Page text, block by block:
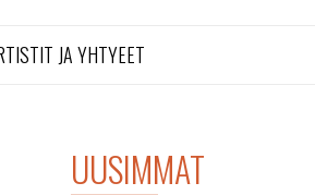
JA YHTYEET
UUSIMMAT